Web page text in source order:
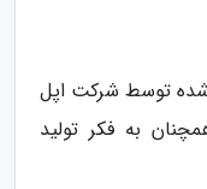
شده توسط شرکت اپل
به فکر تولید